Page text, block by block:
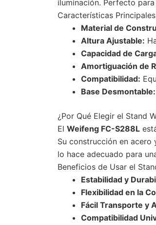
iluminación. Perfecto
Características
Material de
Altura Ajustable:
Capacidad de
Amortiguación de
Compatibilidad:
Base Desmontable:
¿Por Qué Elegir el Stand
El Weifeng FC-S288L
Su construcción en
lo hace adecuado para
Beneficios de Usar el
Estabilidad y
Flexibilidad en la
Fácil Transporte y
Compatibilidad